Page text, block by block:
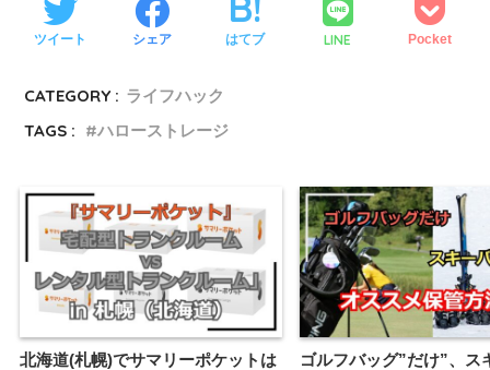
ツイート シェア はてブ LINE Pocket
CATEGORY : ライフハック
TAGS :
ハローストレージ
北海道(札幌)でサマリーポケットは
ゴルフバッグ”だけ”、ス